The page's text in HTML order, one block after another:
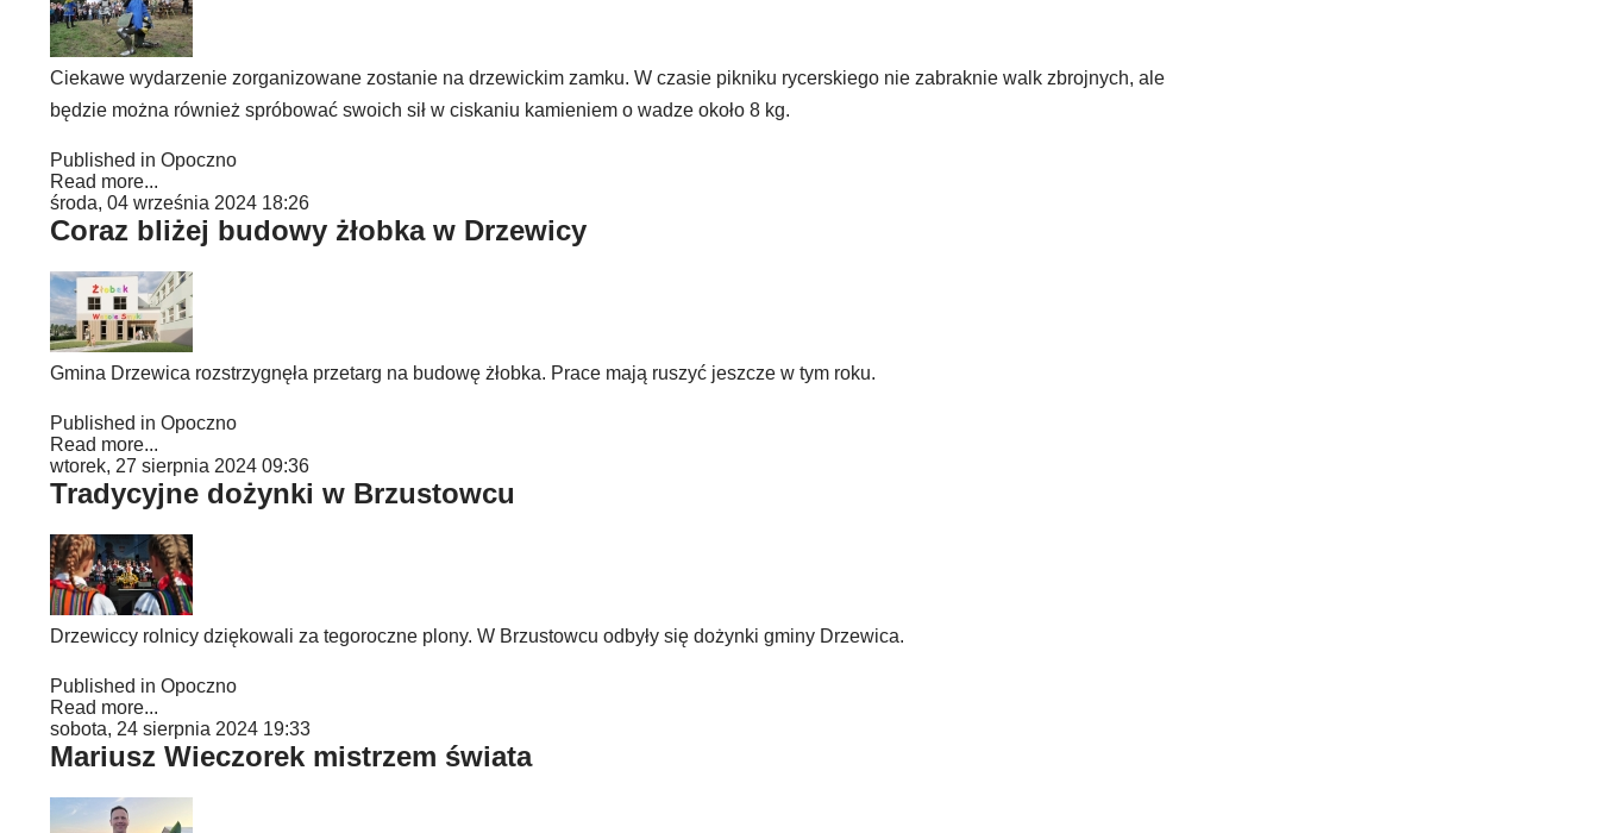
Ciekawe wydarzenie zorganizowane zostanie na drzewickim zamku. W czasie pikniku rycerskiego nie zabraknie walk zbrojnych, ale
będzie można również spróbować swoich sił w ciskaniu kamieniem o wadze około 8 kg.
Published in Opoczno
Read more...
środa, 04 września 2024 18:26
Coraz bliżej budowy żłobka w Drzewicy
Gmina Drzewica rozstrzygnęła przetarg na budowę żłobka. Prace mają ruszyć jeszcze w tym roku.
Published in Opoczno
Read more...
wtorek, 27 sierpnia 2024 09:36
Tradycyjne dożynki w Brzustowcu
Drzewiccy rolnicy dziękowali za tegoroczne plony. W Brzustowcu odbyły się dożynki gminy Drzewica.
Published in Opoczno
Read more...
sobota, 24 sierpnia 2024 19:33
Mariusz Wieczorek mistrzem świata